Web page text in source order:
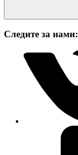
Следите за нами: